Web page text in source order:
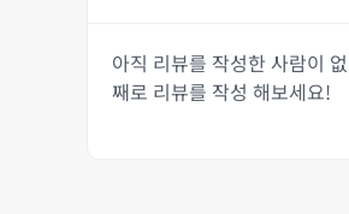
아직 리뷰를 작성한 사람이
째로 리뷰를 작성 해보세요!